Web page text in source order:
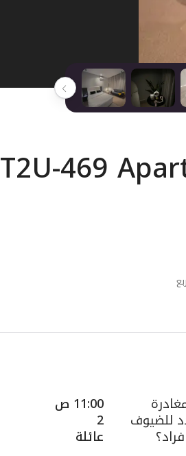
T2U-469
11:00 ص
للضيوف 2
عائلة